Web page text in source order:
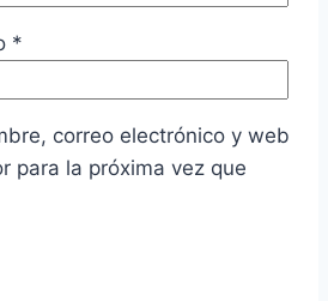
*
correo electrónico y web
para la próxima vez que